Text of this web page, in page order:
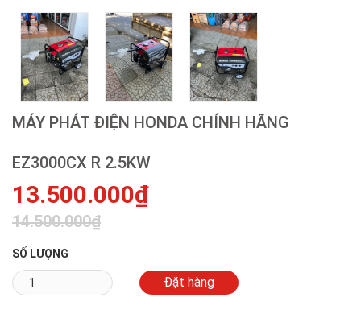
MÁY PHÁT ĐIỆN HONDA CHÍNH HÃNG
EZ3000CX R 2.5KW
13.500.000₫
14.500.000₫
SỐ LƯỢNG